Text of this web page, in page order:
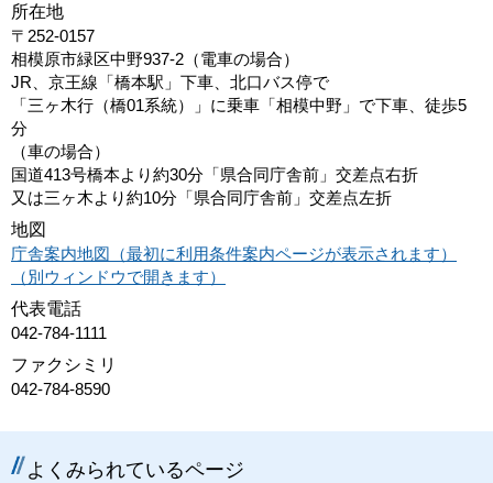
所在地
〒252-0157
相模原市緑区中野937-2（電車の場合）
JR、京王線「橋本駅」下車、北口バス停で
「三ヶ木行（橋01系統）」に乗車「相模中野」で下車、徒歩5
分
（車の場合）
国道413号橋本より約30分「県合同庁舎前」交差点右折
又は三ヶ木より約10分「県合同庁舎前」交差点左折
地図
庁舎案内地図（最初に利用条件案内ページが表示されます）
（別ウィンドウで開きます）
代表電話
042-784-1111
ファクシミリ
042-784-8590
よくみられているページ